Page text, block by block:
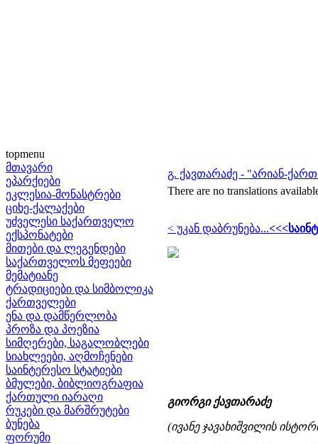
topmenu
მთავარი
ეპარქიები
ეკლესია-მონასტრები
ციხე-ქალაქები
უძველესი საქართველო
ექსპონატები
მითები და ლეგენდები
საქართველოს მეფეები
მემატიანე
ტრადიციები და სიმბოლიკა
ქართველები
ენა და დამწერლობა
პროზა და პოეზია
სიმღერები, საგალობლები
სიახლეები, აღმოჩენები
საინტერესო სტატიები
ბმულები, ბიბლიოგრაფია
ქართული იარაღი
რუკები და მარშრუტები
ბუნება
ფორუმი
გ. ქავთარაძე - "არიან-
There are no translations
< უკან დაბრუნება...
გიორგი ქავთარაძე
(ივანე ჯავახიშვილის